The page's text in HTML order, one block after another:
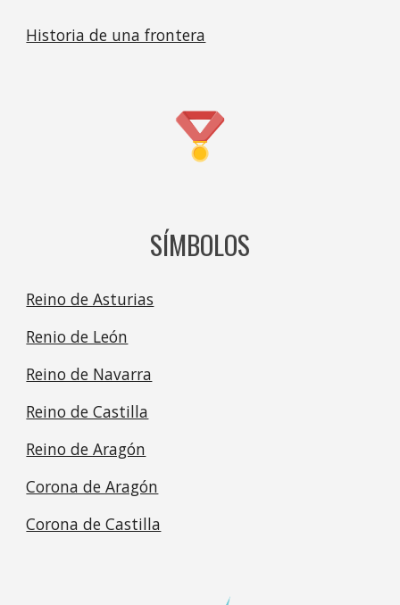
Historia de una frontera
SÍMBOLOS
Reino de Asturias
Renio de León
Reino de Navarra
Reino de Castilla
Reino de Aragón
Corona de Aragón
Corona de Castilla